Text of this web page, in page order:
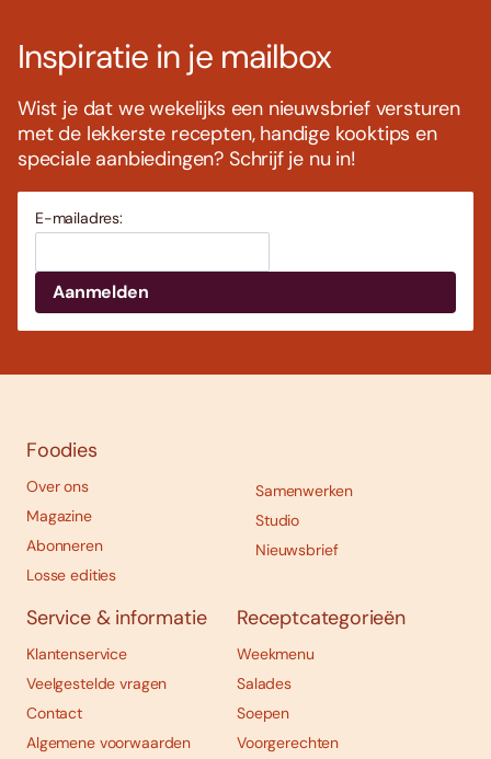
Inspiratie in je mailbox
Wist je dat we wekelijks een nieuwsbrief versturen
met de lekkerste recepten, handige kooktips en
speciale aanbiedingen? Schrijf je nu in!
E-mailadres:
Foodies
Over ons
Magazine
Abonneren
Losse edities
Samenwerken
Studio
Nieuwsbrief
Service & informatie
Klantenservice
Veelgestelde vragen
Contact
Algemene voorwaarden
Receptcategorieën
Weekmenu
Salades
Soepen
Voorgerechten